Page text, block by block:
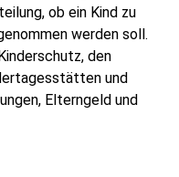
ob ein Kind zu
werden soll.
den
und
Elterngeld und